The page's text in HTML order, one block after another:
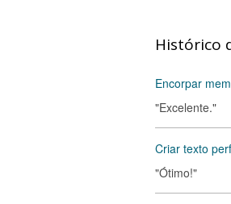
Histórico
Encorpar
"Excelente."
Criar texto
"Ótimo!"